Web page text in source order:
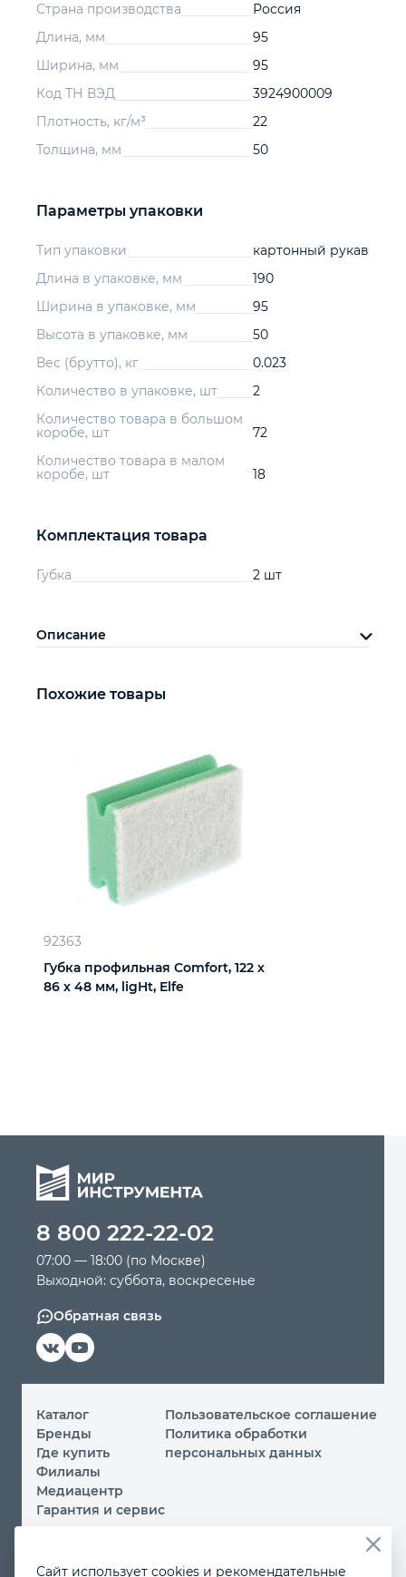
Страна производства
Россия
Длина, мм
95
Ширина, мм
95
Код ТН ВЭД
3924900009
Плотность, кг/м³
22
Толщина, мм
50
Параметры упаковки
Тип упаковки
картонный рукав
Длина в упаковке, мм
190
Ширина в упаковке, мм
95
Высота в упаковке, мм
50
Вес (брутто), кг
0.023
Количество в упаковке, шт
2
Количество товара в большом
коробе, шт
72
Количество товара в малом
коробе, шт
18
Комплектация товара
Губка 2 шт
Описание
Похожие товары
92363
Губка профильная Comfort, 122 х
86 х 48 мм, ligHt, Elfe
8 800 222-22-02
07:00 — 18:00 (по Москве)
Выходной: суббота, воскресенье
Обратная связь
Каталог
Бренды
Где купить
Филиалы
Медиацентр
Гарантия и сервис
Пользовательское соглашение
Политика обработки
персональных данных
Сайт использует cookies и рекомендательные